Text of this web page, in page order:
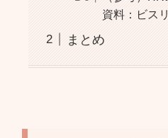
資料：ビス
まとめ